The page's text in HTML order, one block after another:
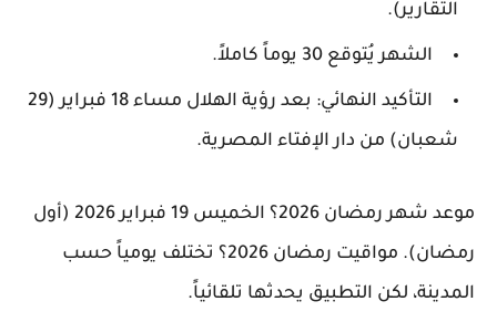
التقارير).
الشهر يُتوقع 30 يوماً كاملاً.
التأكيد النهائي: بعد رؤية الهلال مساء 18 فبراير (29
شعبان) من دار الإفتاء المصرية.
موعد شهر رمضان 2026؟
الخميس 19 فبراير 2026 (أول
رمضان). مواقيت رمضان 2026؟
تختلف يومياً حسب
المدينة، لكن التطبيق يحدثها تلقائياً.